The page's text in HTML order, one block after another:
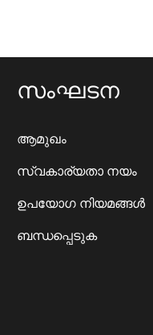
സംഘടന
ആമുഖം
സ്വകാര്യതാ നയം
ഉപയോഗ നിയമങ്ങൾ
ബന്ധപ്പെടുക